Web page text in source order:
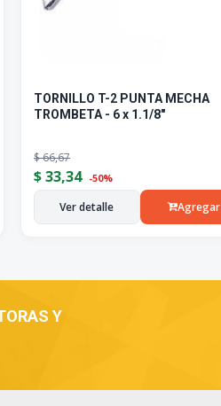
TORNILLO T-2 PUNTA MECHA
TROMBETA - 6 x 1.1/8"
$66,67
$33,34 -50%
Ver detalle Agregar
Y